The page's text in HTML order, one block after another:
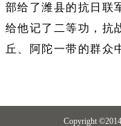
部给了潍县的抗日联
给他记了二等功，抗
丘、阿陀一带的群
Copyright